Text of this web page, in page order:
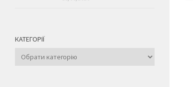
КАТЕГОРІЇ
Категорії